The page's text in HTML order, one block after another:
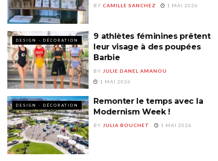
BY CAMILLE SANCHEZ 1 MAI 2026
DESIGN - DÉCORATION
9 athlètes féminines prêtent
leur visage à des poupées
Barbie
BY JULIE DANEL AMANOU
1 MAI 2026
DESIGN - DÉCORATION
Remonter le temps avec la
Modernism Week !
BY JULIA BOUCHET 1 MAI 2026